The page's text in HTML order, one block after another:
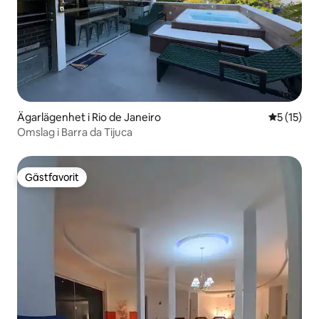
Ägarlägenhet i Rio de Janeiro 5 av 5 i
5 (15)
Omslag i Barra da Tijuca
Gästfavorit
Gästfavorit